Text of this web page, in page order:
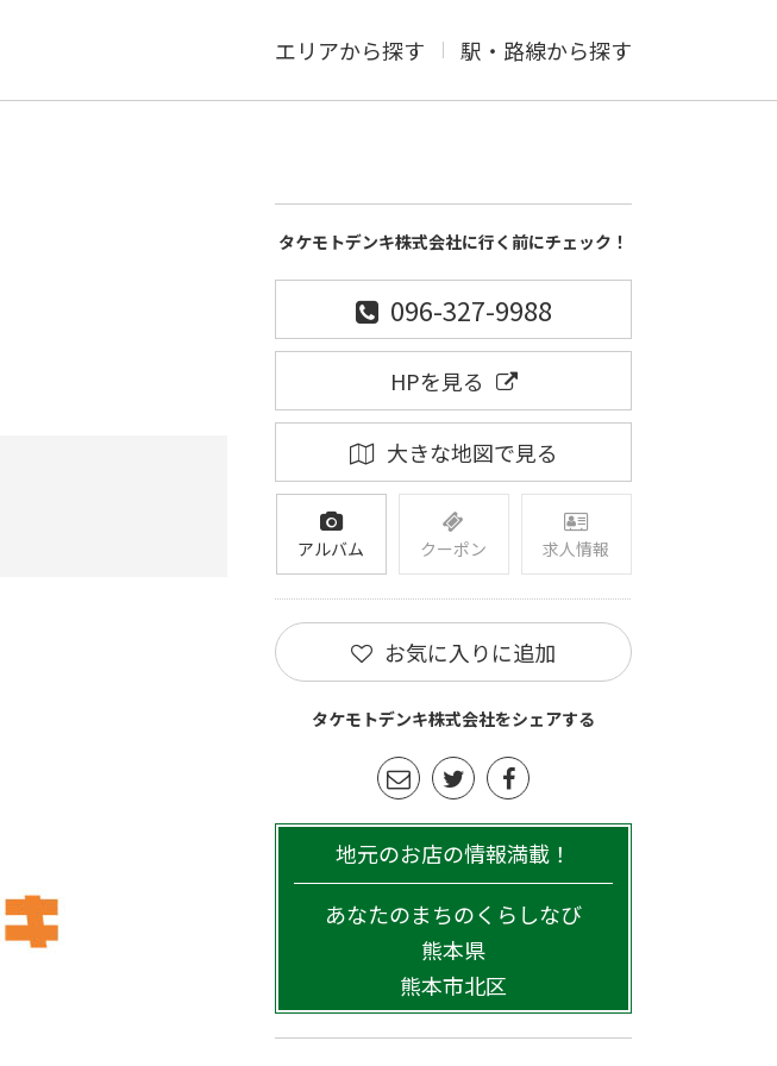
エリアから探す 駅・路線から探す
タケモトデンキ株式会社に行く前にチェック！
096-327-9988
HPを見る
大きな地図で見る
アルバム クーポン 求人情報
お気に入りに追加
タケモトデンキ株式会社をシェアする
地元のお店の情報満載！
あなたのまちのくらしなび
熊本県
熊本市北区